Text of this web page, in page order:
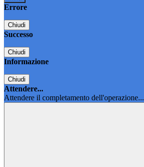
Errore
Chiudi
Successo
Chiudi
Informazione
Chiudi
Attendere...
Attendere il completamento dell'operazione...